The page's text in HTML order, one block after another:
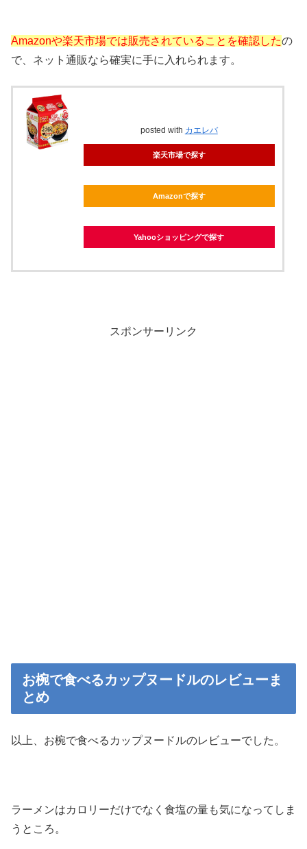
Amazonや楽天市場では販売されていることを確認したの
で、ネット通販なら確実に手に入れられます。
posted with カエレバ
楽天市場で探す
Amazonで探す
Yahooショッピングで探す
スポンサーリンク
お椀で食べるカップヌードルのレビューま
とめ
以上、お椀で食べるカップヌードルのレビューでした。
ラーメンはカロリーだけでなく食塩の量も気になってしま
うところ。